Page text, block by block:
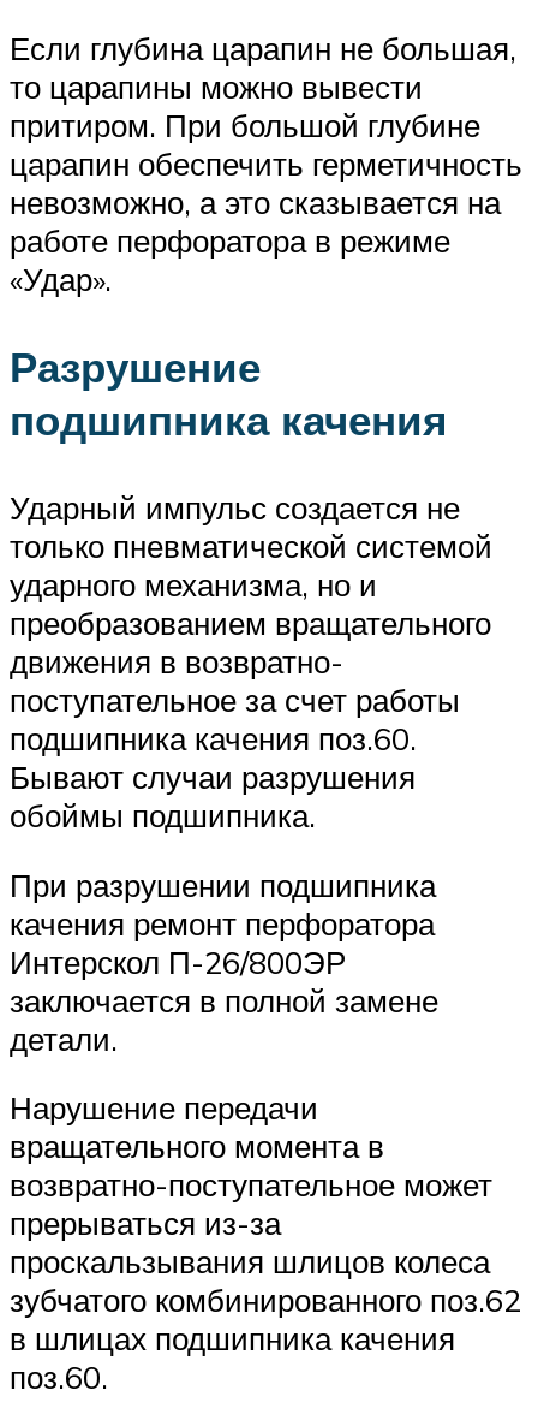
Если глубина царапин не большая,
то царапины можно вывести
притиром. При большой глубине
царапин обеспечить герметичность
невозможно, а это сказывается на
работе перфоратора в режиме
«Удар».
Разрушение
подшипника качения
Ударный импульс создается не
только пневматической системой
ударного механизма, но и
преобразованием вращательного
движения в возвратно-
поступательное за счет работы
подшипника качения поз.60.
Бывают случаи разрушения
обоймы подшипника.
При разрушении подшипника
качения ремонт перфоратора
Интерскол П-26/800ЭР
заключается в полной замене
детали.
Нарушение передачи
вращательного момента в
возвратно-поступательное может
прерываться из-за
проскальзывания шлицов колеса
зубчатого комбинированного поз.62
в шлицах подшипника качения
поз.60.